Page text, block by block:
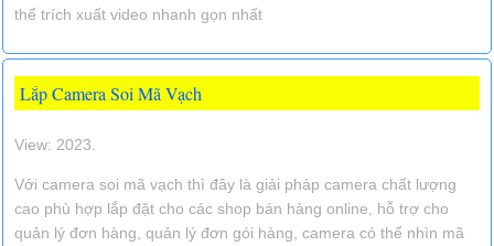
thể trích xuất video nhanh gọn nhất
Lắp Camera Soi Mã Vạch
View: 2023.
Với camera soi mã vạch thì đây là giải pháp camera chất lượng
cao phù hợp lắp đặt cho các shop bán hàng online, hỗ trợ cho
quản lý đơn hàng, quản lý đơn gói hàng, camera có thể nhìn mã